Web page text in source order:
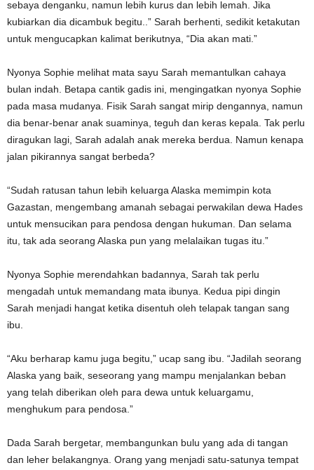
sebaya denganku, namun lebih kurus dan lebih lemah. Jika
kubiarkan dia dicambuk begitu..” Sarah berhenti, sedikit ketakutan
untuk mengucapkan kalimat berikutnya, “Dia akan mati.”
Nyonya Sophie melihat mata sayu Sarah memantulkan cahaya
bulan indah. Betapa cantik gadis ini, mengingatkan nyonya Sophie
pada masa mudanya. Fisik Sarah sangat mirip dengannya, namun
dia benar-benar anak suaminya, teguh dan keras kepala. Tak perlu
diragukan lagi, Sarah adalah anak mereka berdua. Namun kenapa
jalan pikirannya sangat berbeda?
“Sudah ratusan tahun lebih keluarga Alaska memimpin kota
Gazastan, mengembang amanah sebagai perwakilan dewa Hades
untuk mensucikan para pendosa dengan hukuman. Dan selama
itu, tak ada seorang Alaska pun yang melalaikan tugas itu.”
Nyonya Sophie merendahkan badannya, Sarah tak perlu
mengadah untuk memandang mata ibunya. Kedua pipi dingin
Sarah menjadi hangat ketika disentuh oleh telapak tangan sang
ibu.
“Aku berharap kamu juga begitu,” ucap sang ibu. “Jadilah seorang
Alaska yang baik, seseorang yang mampu menjalankan beban
yang telah diberikan oleh para dewa untuk keluargamu,
menghukum para pendosa.”
Dada Sarah bergetar, membangunkan bulu yang ada di tangan
dan leher belakangnya. Orang yang menjadi satu-satunya tempat